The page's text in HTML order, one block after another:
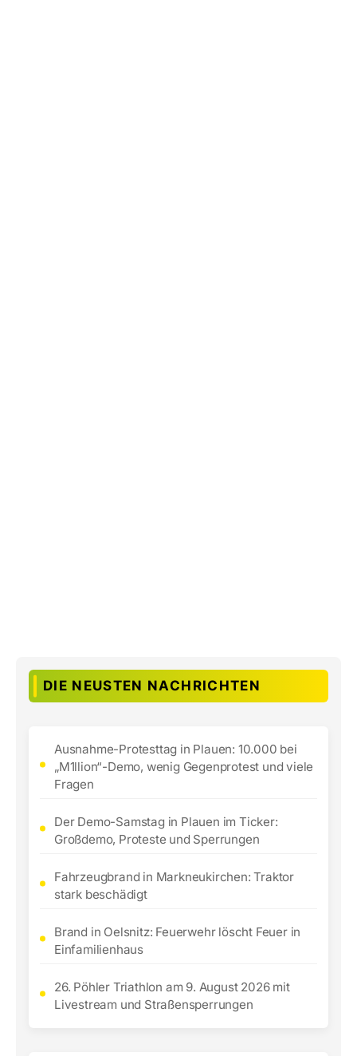
DIE NEUSTEN NACHRICHTEN
Ausnahme-Protesttag in Plauen: 10.000 bei
„M1llion“-Demo, wenig Gegenprotest und viele
Fragen
Der Demo-Samstag in Plauen im Ticker:
Großdemo, Proteste und Sperrungen
Fahrzeugbrand in Markneukirchen: Traktor
stark beschädigt
Brand in Oelsnitz: Feuerwehr löscht Feuer in
Einfamilienhaus
26. Pöhler Triathlon am 9. August 2026 mit
Livestream und Straßensperrungen